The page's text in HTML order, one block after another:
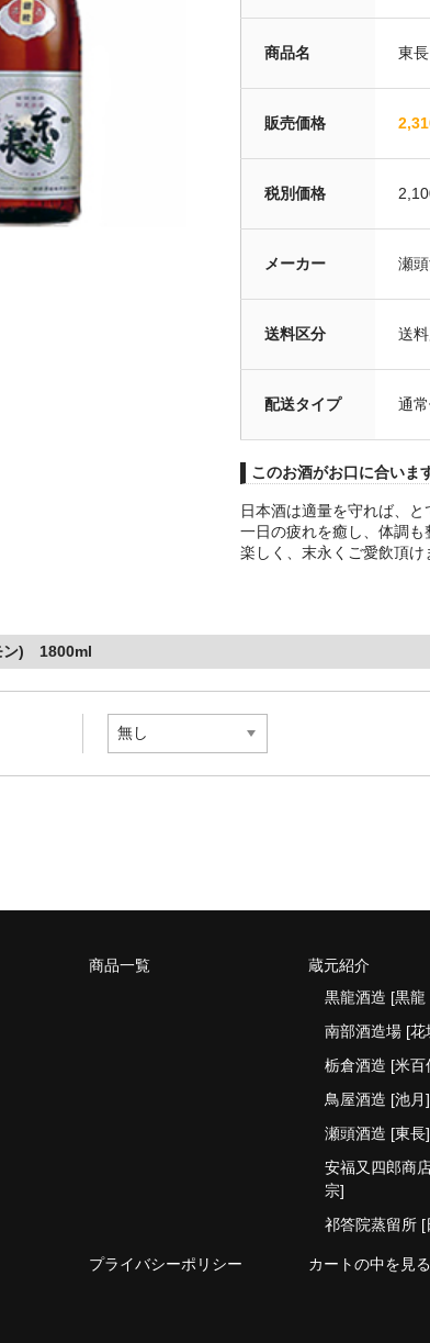
商品名 東
販売価格
税別価格
メーカー 瀬
送料区分 送料
配送タイプ 通
このお酒がお口に合いま
日本酒は適量を守れば、と
一日の疲れを癒し、体調も
楽しく、末永くご愛飲頂け
ン) 1800ml
商品一覧
蔵元紹介
黒龍酒造 [黒龍
南部酒造場 [花
栃倉酒造 [米百
鳥屋酒造 [池月]
瀬頭酒造 [東長]
安福又四郎商
宗]
祁答院蒸留所 [
プライバシーポリシー カートの中を見る